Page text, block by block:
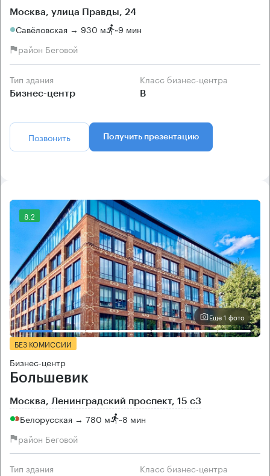
Москва, улица Правды, 24
Савёловская → 930 м ~9 мин
район Беговой
Тип здания
Бизнес-центр
Класс бизнес-центра
B
Позвонить Получить презентацию
8.2
Еще 1 фото
БЕЗ КОМИССИИ
Бизнес-центр
Большевик
Москва, Ленинградский проспект, 15 с3
Белорусская → 780 м ~8 мин
район Беговой
Тип здания Класс бизнес-центра